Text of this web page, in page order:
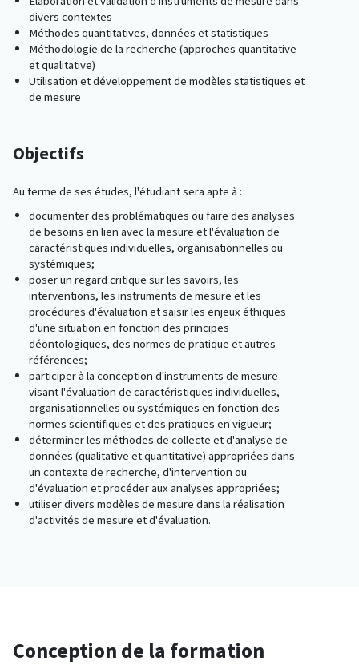
divers contextes
Méthodes quantitatives, données et statistiques
Méthodologie de la recherche (approches quantitative
et qualitative)
Utilisation et développement de modèles statistiques et
de mesure
Objectifs
Au terme de ses études, l'étudiant sera apte à :
documenter des problématiques ou faire des analyses
de besoins en lien avec la mesure et l'évaluation de
caractéristiques individuelles, organisationnelles ou
systémiques;
poser un regard critique sur les savoirs, les
interventions, les instruments de mesure et les
procédures d'évaluation et saisir les enjeux éthiques
d'une situation en fonction des principes
déontologiques, des normes de pratique et autres
références;
participer à la conception d'instruments de mesure
visant l'évaluation de caractéristiques individuelles,
organisationnelles ou systémiques en fonction des
normes scientifiques et des pratiques en vigueur;
déterminer les méthodes de collecte et d'analyse de
données (qualitative et quantitative) appropriées dans
un contexte de recherche, d'intervention ou
d'évaluation et procéder aux analyses appropriées;
utiliser divers modèles de mesure dans la réalisation
d'activités de mesure et d'évaluation.
Conception de la formation